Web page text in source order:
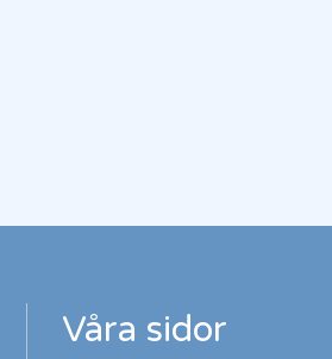
Våra sidor